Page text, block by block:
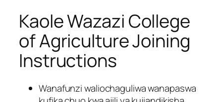
Kaole Wazazi College
of Agriculture Joining
Instructions
Wanafunzi waliochaguliwa wanapaswa